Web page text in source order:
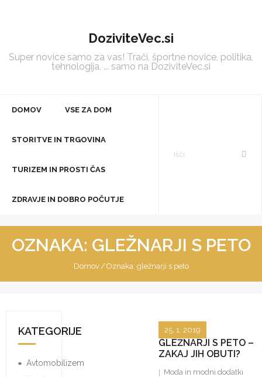
DoziviteVec.si
Super novice samo za vas! Trači, športne novice, politika,
tehnologija, ... samo na DoziviteVec.si
DOMOV VSE ZA DOM
STORITVE IN TRGOVINA
TURIZEM IN PROSTI ČAS
ZDRAVJE IN DOBRO POČUTJE
OZNAKA: GLEŽNARJI S PETO
Domov /Oznaka: gležnarji s peto
GLEŽNARJI S PETO –
ZAKAJ JIH OBUTI?
25. 1. 2019
Moda in modni dodatki
KATEGORIJE
Avtomobilizem